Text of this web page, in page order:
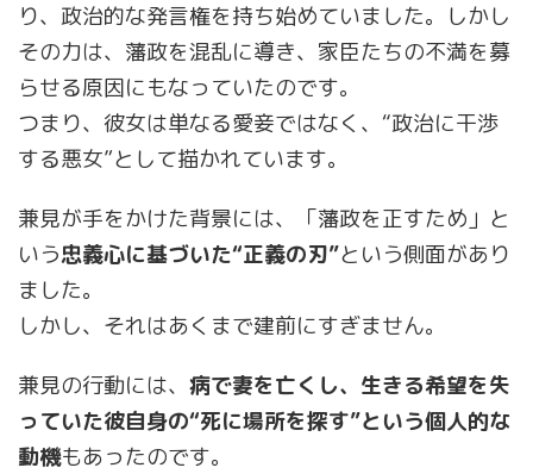
り、政治的な発言権を持ち始めていました。しかし
その力は、藩政を混乱に導き、家臣たちの不満を募
らせる原因にもなっていたのです。
つまり、彼女は単なる愛妾ではなく、“政治に干渉
する悪女”として描かれています。
兼見が手をかけた背景には、「藩政を正すため」と
いう忠義心に基づいた“正義の刃”という側面があり
ました。
しかし、それはあくまで建前にすぎません。
兼見の行動には、 病で妻を亡くし、生きる希望を失
っていた彼自身の“死に場所を探す”という個人的な
動機もあったのです。